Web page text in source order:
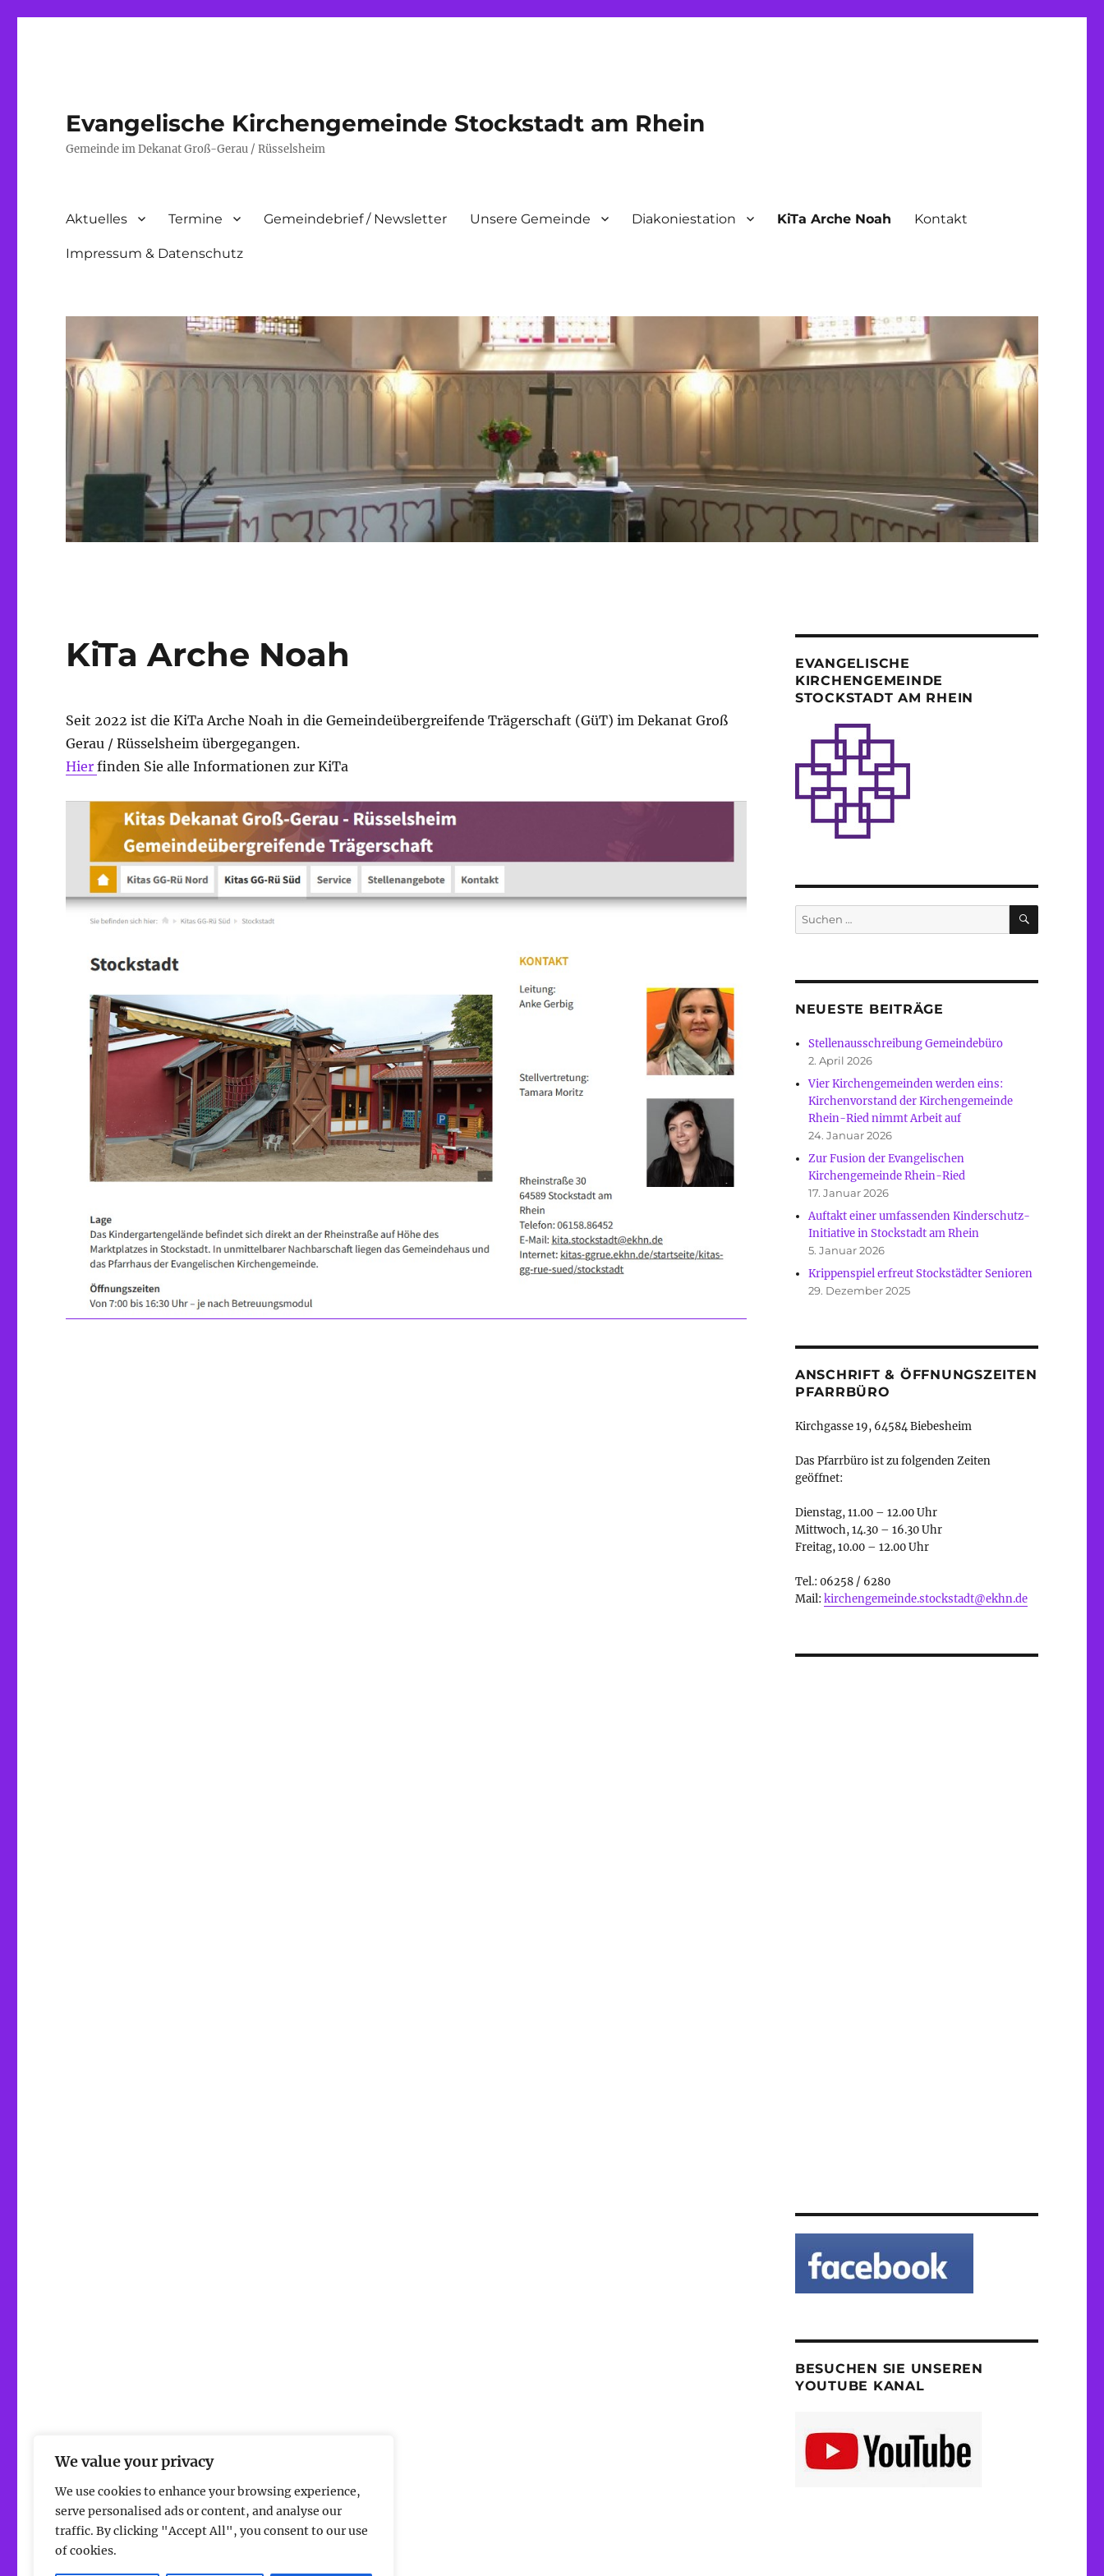
We value your privacy
We use cookies to enhance your browsing experience,
serve personalised ads or content, and analyse our
traffic. By clicking "Accept All", you consent to our use
of cookies.
Evangelische Kirchengemeinde Stockstadt am Rhein
Gemeinde im Dekanat Groß-Gerau / Rüsselsheim
Aktuelles Termine Gemeindebrief / Newsletter Unsere Gemeinde Diakoniestation KiTa Arche Noah Kontakt
Impressum & Datenschutz
KiTa Arche Noah
Seit 2022 ist die KiTa Arche Noah in die Gemeindeübergreifende Trägerschaft (GüT) im Dekanat Groß
Gerau / Rüsselsheim übergegangen.
Hierfinden Sie alle Informationen zur KiTa
EVANGELISCHE
KIRCHENGEMEINDE
STOCKSTADT AM RHEIN
Suche
nach:
SUCHEN
NEUESTE BEITRÄGE
Stellenausschreibung Gemeindebüro
2. April 2026
Vier Kirchengemeinden werden eins:
Kirchenvorstand der Kirchengemeinde
Rhein-Ried nimmt Arbeit auf
24. Januar 2026
Zur Fusion der Evangelischen
Kirchengemeinde Rhein-Ried
17. Januar 2026
Auftakt einer umfassenden Kinderschutz-
Initiative in Stockstadt am Rhein
5. Januar 2026
Krippenspiel erfreut Stockstädter Senioren
29. Dezember 2025
ANSCHRIFT & ÖFFNUNGSZEITEN
PFARRBÜRO
Kirchgasse 19, 64584 Biebesheim
Das Pfarrbüro ist zu folgenden Zeiten
geöffnet:
Dienstag, 11.00 – 12.00 Uhr
Mittwoch, 14.30 – 16.30 Uhr
Freitag, 10.00 – 12.00 Uhr
Tel.: 06258 / 6280
Mail: kirchengemeinde.stockstadt@ekhn.de
BESUCHEN SIE UNSEREN
YOUTUBE KANAL